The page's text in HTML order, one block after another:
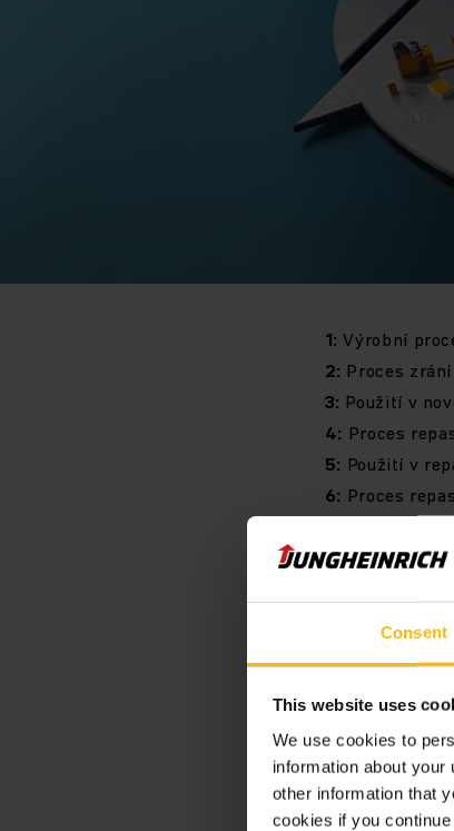
Consent
This website uses
We use cookies to
information about
other information that
cookies if you
1:Výrobní
2: Proces
3: Použití v
4: Proces
5: Použití v
6: Proces
8:Proces
Výroba
Pro
řídíme našimi
dopad na
surovin, jako